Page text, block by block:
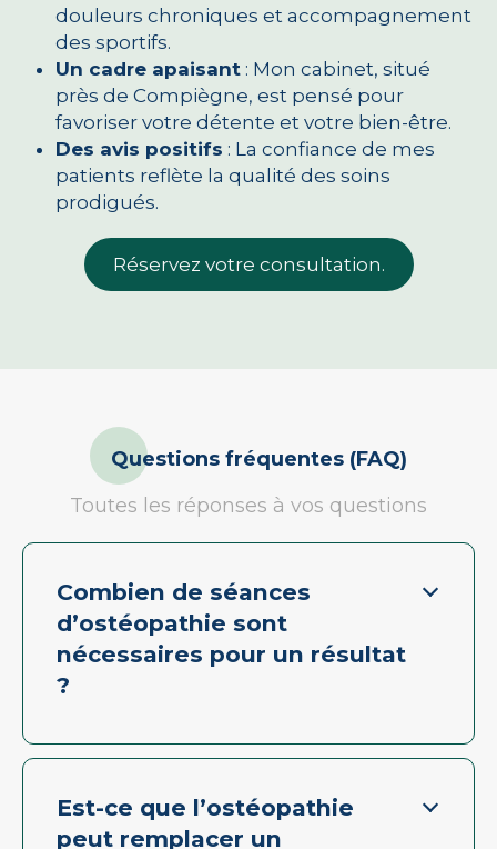
douleurs chroniques et accompagnement
des sportifs.
Un cadre apaisant : Mon cabinet, situé
près de Compiègne, est pensé pour
favoriser votre détente et votre bien-être.
Des avis positifs : La confiance de mes
patients reflète la qualité des soins
prodigués.
Réservez votre consultation.
Questions fréquentes (FAQ)
Toutes les réponses à vos questions
Combien de séances
d’ostéopathie sont
nécessaires pour un résultat
?
Est-ce que l’ostéopathie
peut remplacer un